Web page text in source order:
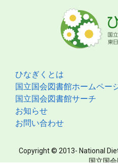
ひなぎくとは
国立国会図書館ホームペー
国立国会図書館サーチ
お知らせ
お問い合わせ
Copyright © 2013- National